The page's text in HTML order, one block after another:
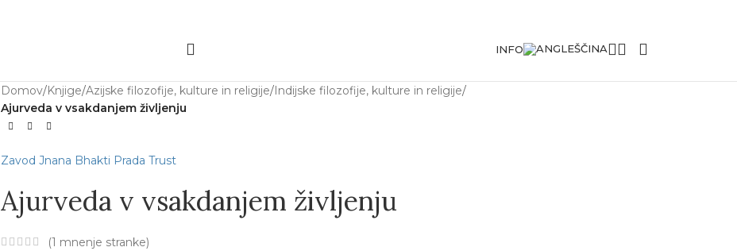
INFO
Domov/Knjige/Azijske filozofije, kulture in religije/Indijske filozofije, kulture in religije/
Ajurveda v vsakdanjem življenju
Zavod Jnana Bhakti Prada Trust
Ajurveda v vsakdanjem življenju
(1 mnenje stranke)